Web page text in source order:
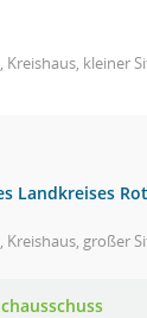
kleiner
Landkreises
großer